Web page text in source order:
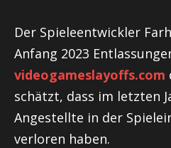
Der Spieleentwickler
Anfang 2023
videogameslayoffs.com
schätzt, dass im letzten
Angestellte in der
verloren haben.